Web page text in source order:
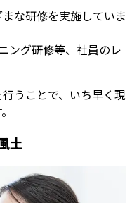
な研修を実施していま
ング研修等、社員のレ
うことで、いち早く現
土